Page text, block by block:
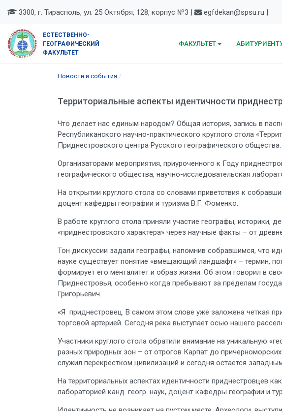
3300, г. Тирасполь, ул. 25 Октября, 128, корпус №3 | egfdekan@spsu.ru |
ЕСТЕСТВЕННО-
ГЕОГРАФИЧЕСКИЙ
ФАКУЛЬТЕТ
ФАКУЛЬТЕТ
Новости и события
Территориальные аспекты идентичности
Что делает нас единым народом? Общая история, запись в
Республиканского научно-практического круглого стола
Приднестровского центра Русского географического общества.
Организаторами мероприятия, приуроченного к Году
географического общества, научно-исследовательская
На открытии круглого стола со словами приветствия к
доцент кафедры географии и туризма В.Г. Фоменко.
В работе круглого стола приняли участие географы,
«приднестровского характера» через научные факты – от
Тон дискуссии задали географы, напомнив собравшимся, что
науке существует понятие «вмещающий ландшафт» – термин,
формирует его менталитет и образ жизни. Об этом говорил в
Приднестровья, особенно когда пребывают за пределам
Григорьевич.
«Я приднестровец. В самом этом слове уже заложена четкая
торговой артерией. Сегодня река выступает осью нашего
Участники круглого стола обратили внимание на уникальную
разных природных зон – от отрогов Карпат до
служил перекрестком цивилизаций и сегодня остается
На территориальных аспектах идентичности приднестровцев
лабораторией канд. геогр. наук, доцент кафедры географии и